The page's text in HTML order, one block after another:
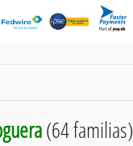
(64 familias)